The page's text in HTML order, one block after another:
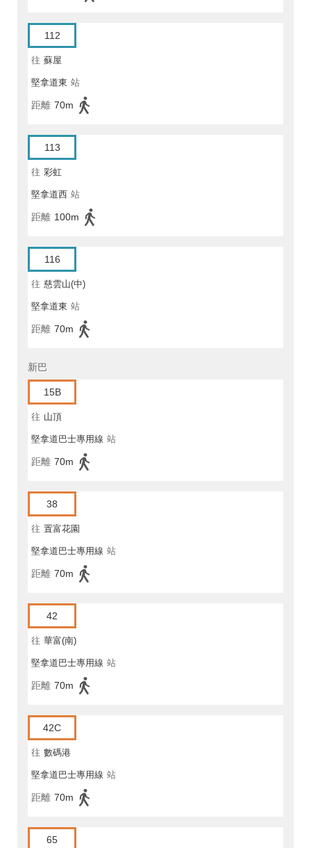
112
往 蘇屋
堅拿道東 站
距離 70m
113
往 彩虹
堅拿道西 站
距離 100m
116
往 慈雲山(中)
堅拿道東 站
距離 70m
新巴
15B
往 山頂
堅拿道巴士專用線 站
距離 70m
38
往 置富花園
堅拿道巴士專用線 站
距離 70m
42
往 華富(南)
堅拿道巴士專用線 站
距離 70m
42C
往 數碼港
堅拿道巴士專用線 站
距離 70m
65